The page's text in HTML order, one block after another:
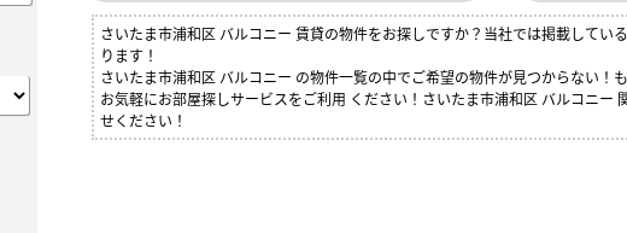
コンテナ
ピタットハウス小手指店 ピタットハウス新所沢店
さいたま市浦和区 バルコニー 賃貸の物件をお探しですか？当社では掲載してい
ります！
さいたま市浦和区 バルコニー の物件一覧の中でご希望の物件が見つからない！
お気軽にお部屋探しサービスをご利用 ください！さいたま市浦和区 バルコニー
せください！